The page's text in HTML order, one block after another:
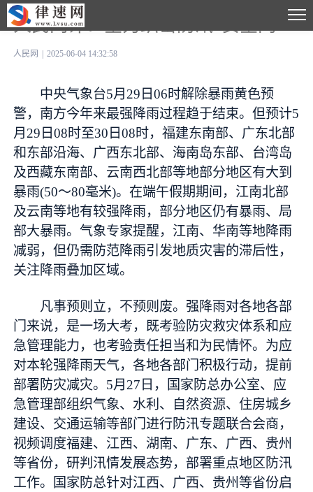
人民网评：全力织密防汛“安全网”
人民网 2025-06-04 14:32:58
中央气象台5月29日06时解除暴雨黄色预
警，南方今年来最强降雨过程趋于结束。但预计5
月29日08时至30日08时，福建东南部、广东北部
和东部沿海、广西东北部、海南岛东部、台湾岛
及西藏东南部、云南西北部等地部分地区有大到
暴雨(50～80毫米)。在端午假期期间，江南北部
及云南等地有较强降雨，部分地区仍有暴雨、局
部大暴雨。气象专家提醒，江南、华南等地降雨
减弱，但仍需防范降雨引发地质灾害的滞后性，
关注降雨叠加区域。
凡事预则立，不预则废。强降雨对各地各部
门来说，是一场大考，既考验防灾救灾体系和应
急管理能力，也考验责任担当和为民情怀。为应
对本轮强降雨天气，各地各部门积极行动，提前
部署防灾减灾。5月27日，国家防总办公室、应
急管理部组织气象、水利、自然资源、住房城乡
建设、交通运输等部门进行防汛专题联合会商，
视频调度福建、江西、湖南、广东、广西、贵州
等省份，研判汛情发展态势，部署重点地区防汛
工作。国家防总针对江西、广西、贵州等省份启